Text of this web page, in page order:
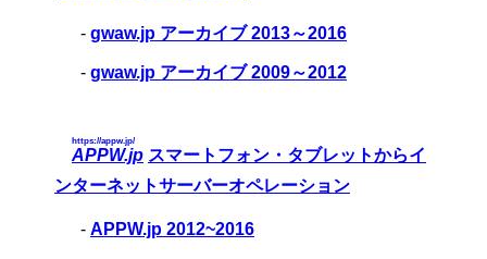
- gwaw.jp アーカイブ 2013～2016
- gwaw.jp アーカイブ 2009～2012
APPW.jp
https://appw.jp/
スマートフォン・タブレットからイ
ンターネットサーバーオペレーション
- APPW.jp 2012~2016